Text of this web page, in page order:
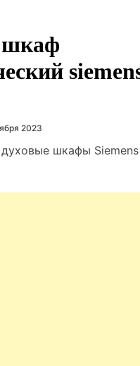
шкаф
2023
шкафы Siemens